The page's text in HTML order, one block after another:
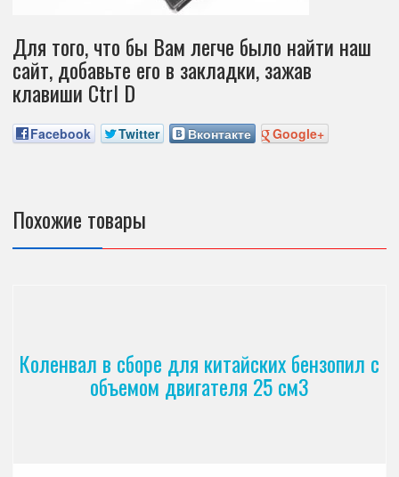
Для того, что бы Вам легче было найти наш
сайт, добавьте его в закладки, зажав
клавиши Ctrl D
Facebook Twitter Вконтакте Google+
Похожие товары
Коленвал в сборе для китайских бензопил с
объемом двигателя 25 см3